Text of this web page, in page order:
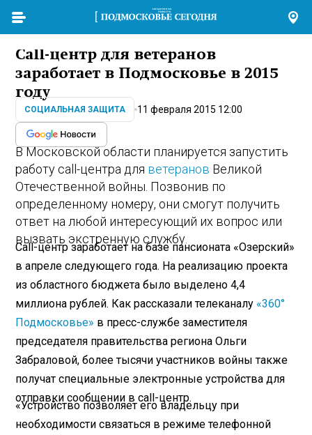
Call-центр для ветеранов
заработает в Подмосковье в 2015
году
СОЦИАЛЬНАЯ ЗАЩИТА 11 февраля 2015 12:00
В Московской области планируется запустить
работу call-центра для ветеранов Великой
Отечественной войны. Позвонив по
определенному номеру, они смогут получить
ответ на любой интересующий их вопрос или
вызвать экстренную службу.
Call-центр заработает на базе пансионата «Озерский»
в апреле следующего года. На реализацию проекта
из областного бюджета было выделено 4,4
миллиона рублей. Как рассказали телеканалу «360°
Подмосковье» в пресс-службе заместителя
председателя правительства региона Ольги
Забраловой, более тысячи участников войны также
получат специальные электронные устройства для
отправки сообщении в call-центр.
«Устройство позволяет его владельцу при
необходимости связаться в режиме телефонной